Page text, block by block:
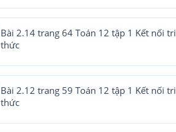
Bài 2.14 trang 64 Toán 12 tập 1 Kết nối tri
thức
Bài 2.12 trang 59 Toán 12 tập 1 Kết nối tri
thức